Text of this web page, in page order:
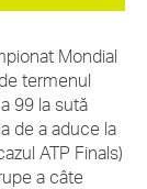
Mondial
termenul
99 la sută
de a aduce la
ATP Finals)
a câte